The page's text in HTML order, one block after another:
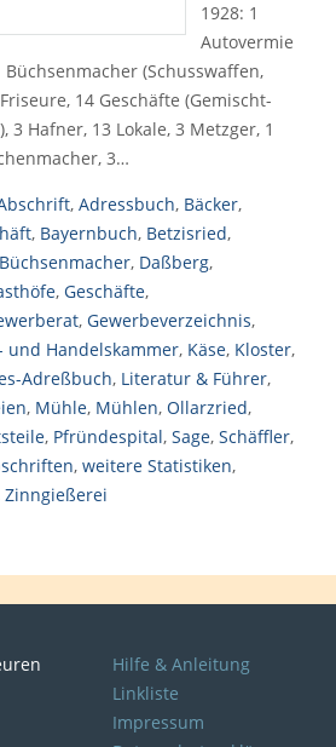
1928: 1
Autovermie
(Schusswaffen,
14 Geschäfte (Gemischt-
3 Hafner, 13 Lokale, 3 Metzger, 1
3…
, Adressbuch, Bäcker,
, Bayernbuch, Betzisried,
Büchsenmacher, Daßberg,
, Geschäfte,
, Gewerbeverzeichnis,
und Handelskammer, Käse, Kloster,
Adreßbuch, Literatur & Führer,
, Mühle, Mühlen, Ollarzried,
, Pfründespital, Sage, Schäffler,
, weitere Statistiken,
Zinngießerei
Hilfe & Anleitung
Linkliste
Impressum